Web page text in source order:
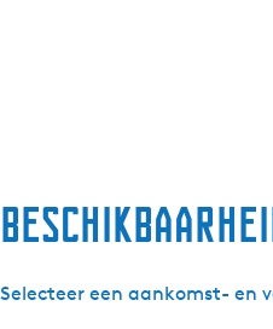
Selecteer een aankomst- en